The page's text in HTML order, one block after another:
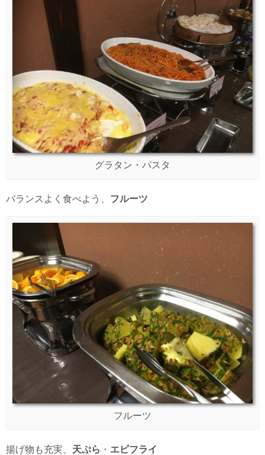
グラタン・パスタ
バランスよく食べよう、 フルーツ
フルーツ
揚げ物も充実、 天ぷら ・ エビフライ